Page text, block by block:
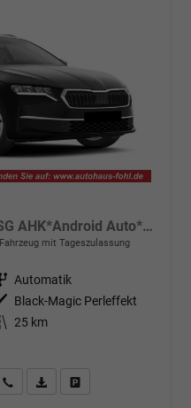
Selection Kombi 1.5 TSI DSG AHK*Android Auto*ACC*SHZ*E-Heck*Keyless*Kamera*2Z Klimaauto
Fahrzeug mit Tageszulassung
Getriebe Automatik
Außenfarbe
Black-Magic Perleffekt
Kilometerstand 25 km
Angebot anfordern
Fahrzeugexpose (PDF)